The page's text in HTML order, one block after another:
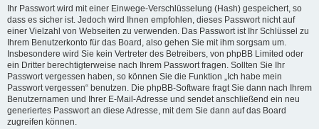
Ihr Passwort wird mit einer Einwege-Verschlüsselung (Hash) gespeichert, so
dass es sicher ist. Jedoch wird Ihnen empfohlen, dieses Passwort nicht auf
einer Vielzahl von Webseiten zu verwenden. Das Passwort ist Ihr Schlüssel zu
Ihrem Benutzerkonto für das Board, also gehen Sie mit ihm sorgsam um.
Insbesondere wird Sie kein Vertreter des Betreibers, von phpBB Limited oder
ein Dritter berechtigterweise nach Ihrem Passwort fragen. Sollten Sie Ihr
Passwort vergessen haben, so können Sie die Funktion „Ich habe mein
Passwort vergessen“ benutzen. Die phpBB-Software fragt Sie dann nach Ihrem
Benutzernamen und Ihrer E-Mail-Adresse und sendet anschließend ein neu
generiertes Passwort an diese Adresse, mit dem Sie dann auf das Board
zugreifen können.